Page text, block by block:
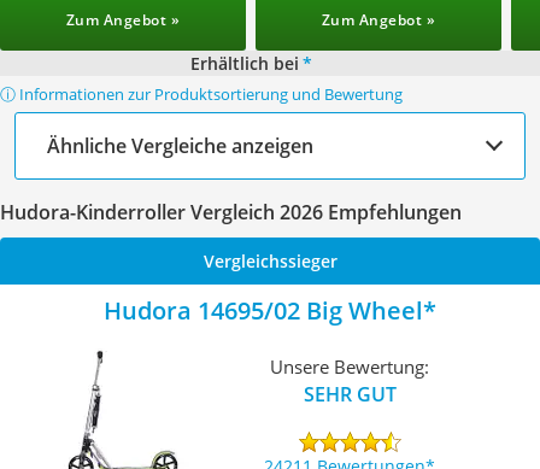
Zum Angebot » Zum Angebot »
Erhältlich bei *
ⓘ Informationen zur Produktsortierung und Bewertung
Ähnliche Vergleiche anzeigen
Hudora-Kinderroller Vergleich 2026 Empfehlungen
Vergleichssieger
Hudora 14695/02 Big Wheel
Unsere Bewertung:
SEHR GUT